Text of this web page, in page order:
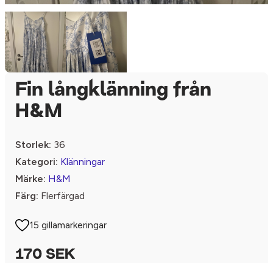
Fin långklänning från
H&M
Storlek: 36
Kategori: Klänningar
Märke: H&M
Färg: Flerfärgad
15 gillamarkeringar
170 SEK